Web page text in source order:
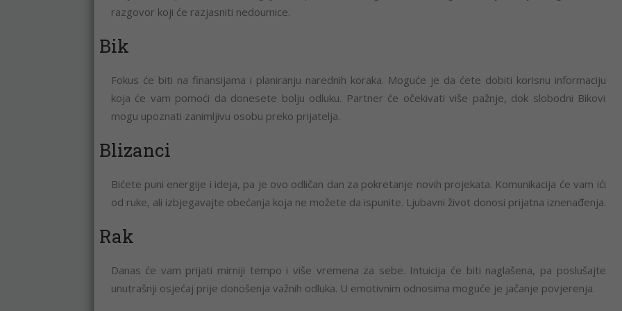
razgovor koji će razjasniti nedoumice.
Bik
Fokus će biti na finansijama i planiranju narednih koraka. Moguće je da ćete dobiti korisnu informaciju
koja će vam pomoći da donesete bolju odluku. Partner će očekivati više pažnje, dok slobodni Bikovi
mogu upoznati zanimljivu osobu preko prijatelja.
Blizanci
Bićete puni energije i ideja, pa je ovo odličan dan za pokretanje novih projekata. Komunikacija će vam ići
od ruke, ali izbjegavajte obećanja koja ne možete da ispunite. Ljubavni život donosi prijatna iznenađenja.
Rak
Danas će vam prijati mirniji tempo i više vremena za sebe. Intuicija će biti naglašena, pa poslušajte
unutrašnji osjećaj prije donošenja važnih odluka. U emotivnim odnosima moguće je jačanje povjerenja.